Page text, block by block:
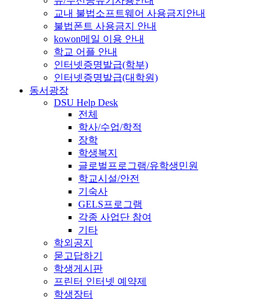
교내 불법소프트웨어 사용금지안내
불법폰트 사용금지 안내
kowon메일 이용 안내
학교 어플 안내
인터넷증명발급(학부)
인터넷증명발급(대학원)
동서광장
DSU Help Desk
전체
학사/수업/학적
장학
학생복지
글로벌프로그램/유학생민원
학교시설/안전
기숙사
GELS프로그램
각종 사업단 참여
기타
학외공지
묻고답하기
학생게시판
프린터 인터넷 예약제
학생장터